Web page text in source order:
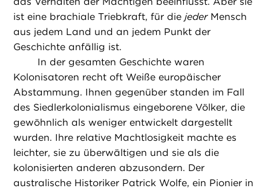
ist eine brachiale Triebkraft, für diejederMensch
aus jedem Land und an jedem Punkt der
Geschichte anfällig ist.
In der gesamten Geschichte waren
Kolonisatoren recht oft Weiße europäischer
Abstammung. Ihnen gegenüber standen im Fall
des Siedlerkolonialismus eingeborene Völker, die
gewöhnlich als weniger entwickelt dargestellt
wurden. Ihre relative Machtlosigkeit machte es
leichter, sie zu überwältigen und sie als die
kolonisierten anderen abzusondern. Der
australische Historiker Patrick Wolfe, ein Pionier in